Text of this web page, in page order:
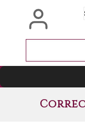
navigation